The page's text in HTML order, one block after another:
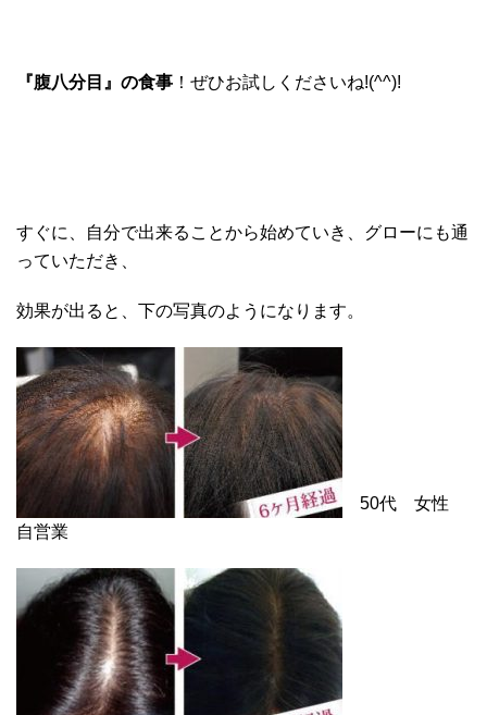
『腹八分目』の食事 ！ぜひお試しくださいね!(^^)!
すぐに、自分で出来ることから始めていき、グローにも通
っていただき、
効果が出ると、下の写真のようになります。
50代 女性
自営業